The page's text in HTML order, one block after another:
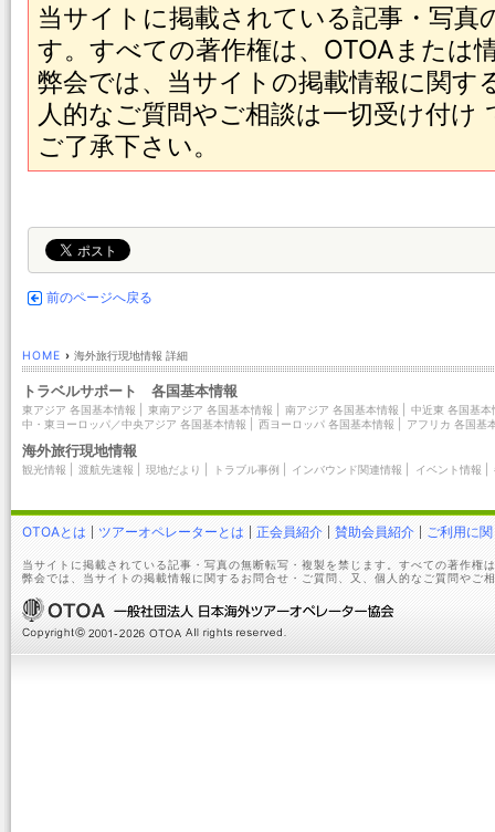
当サイトに掲載されている記事・写真
す。すべての著作権は、OTOAまたは
弊会では、当サイトの掲載情報に関す
人的なご質問やご相談は一切受け付
ご了承下さい。
前のページへ戻る
HOME › 海外旅行現地情報 詳細
トラベルサポート 各国基本情報
東アジア 各国基本情報 東南アジア 各国基本情報 南アジア 各国基本情報
中近東 各国基本
中・東ヨーロッパ／中央アジア 各国基本情報
西ヨーロッパ 各国基本情報 アフリカ 各国基
海外旅行現地情報
観光情報 渡航先速報 現地だより トラブル事例 インバウンド関連情報 イベント情報
OTOAとは ツアーオペレーターとは 正会員紹介 賛助会員紹介 ご利用に
当サイトに掲載されている記事・写真の無断転写・複製を禁じます。すべての著作権
弊会では、当サイトの掲載情報に関するお問合せ・ご質問、又、個人的なご質問やご